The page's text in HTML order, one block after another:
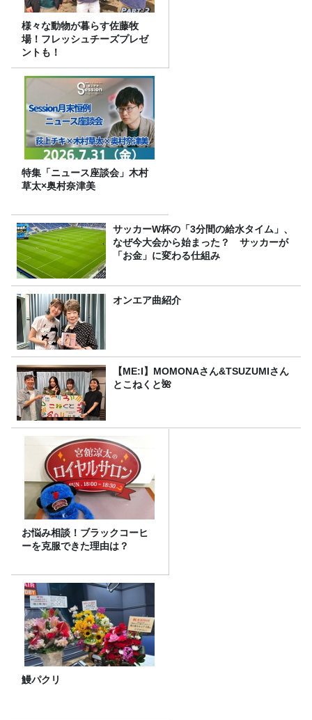
様々な動物が暮らす佐藤牧
場！フレッシュチーズプレゼ
ントも！
特集「ニュース座談会」木村
草太×奥村奈津美
サッカーW杯の「3分間の給水タイム」、
なぜ今大会から始まった？ サッカーが
「お金」に変わる仕組み
オンエア曲紹介
【ME:I】MOMONAさん&TSUZUMIさん
とこねくと🌺
お悩み相談！ブラックコーヒ
ーを克服できた理由は？
鰻パクリ